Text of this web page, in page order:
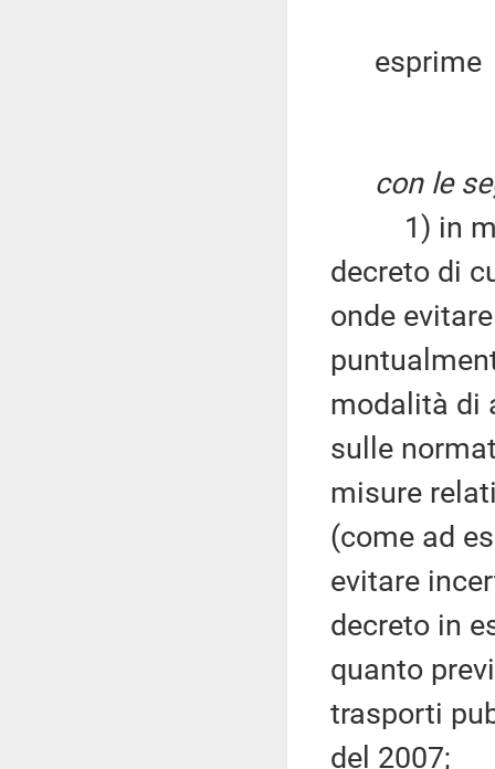
esprime
con le
1) in
decreto di
onde
modalità di
sulle
misure
(come ad
evitare
decreto in
quanto
trasporti
del 2007;